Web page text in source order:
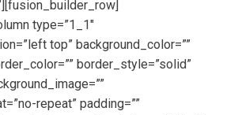
type=”1_1″
top” background_color=””
border_style=”solid”
repeat” padding=””